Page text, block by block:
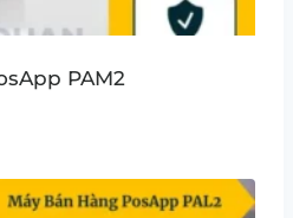
PAM2